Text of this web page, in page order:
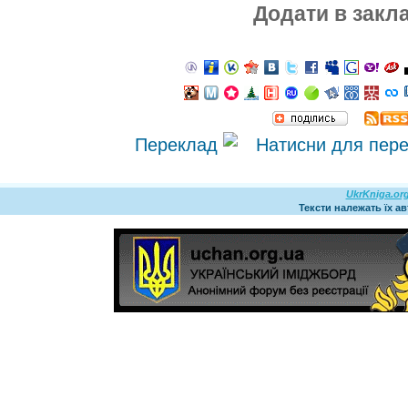
Додати в
Переклад
Тексти належать їх